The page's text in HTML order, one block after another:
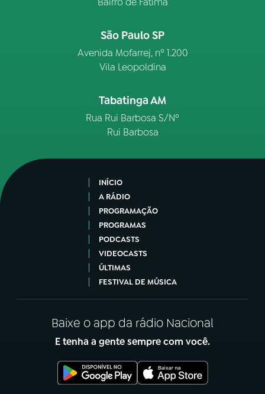
São Paulo SP
Avenida Mofarrej, nº 1.200
Vila Leopoldina
Tabatinga AM
Rua Rui Barbosa S/Nº
Rui Barbosa
INÍCIO
A RÁDIO
PROGRAMAÇÃO
PROGRAMAS
PODCASTS
VIDEOCASTS
ÚLTIMAS
FESTIVAL DE MÚSICA
Baixe o app da rádio Nacional
E tenha a gente sempre com você.